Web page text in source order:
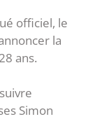
officiel, le
la
ans.
Simon